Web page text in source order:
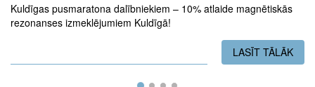
Kuldīgas pusmaratona dalībniekiem – 10% atlaide magnētiskās
rezonanses izmeklējumiem Kuldīgā!
LASĪT TĀLĀK